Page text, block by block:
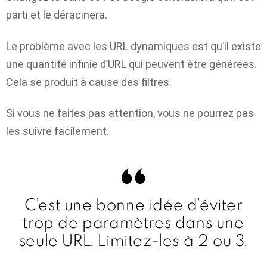
parti et le déracinera.
Le problème avec les URL dynamiques est qu’il existe
une quantité infinie d’URL qui peuvent être générées.
Cela se produit à cause des filtres.
Si vous ne faites pas attention, vous ne pourrez pas
les suivre facilement.
C’est une bonne idée d’éviter
trop de paramètres dans une
seule URL. Limitez-les à 2 ou 3.